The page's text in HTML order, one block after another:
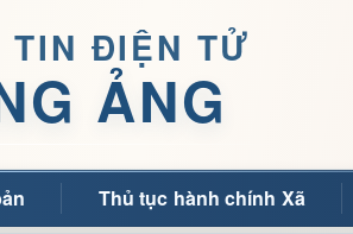
TIN ĐIỆN TỬ
ẢNG
Thủ tục hành chính Xã